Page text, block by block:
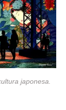
japonesa.